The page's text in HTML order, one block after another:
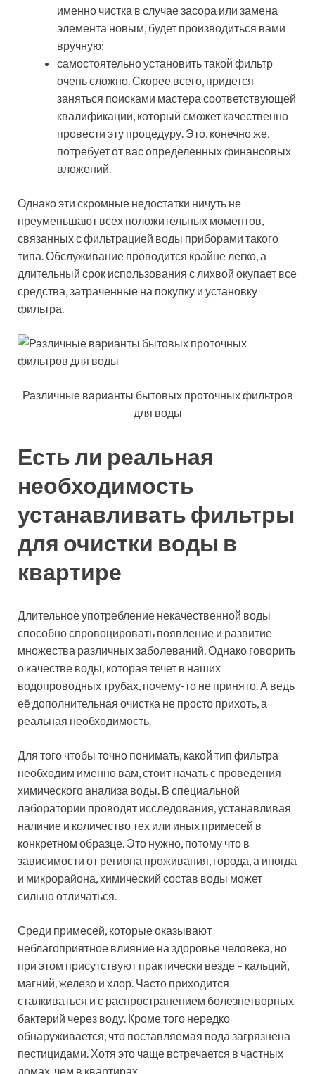
именно чистка в случае засора или замена
элемента новым, будет производиться вами
вручную;
самостоятельно установить такой фильтр
очень сложно. Скорее всего, придется
заняться поисками мастера соответствующей
квалификации, который сможет качественно
провести эту процедуру. Это, конечно же,
потребует от вас определенных финансовых
вложений.
Однако эти скромные недостатки ничуть не
преуменьшают всех положительных моментов,
связанных с фильтрацией воды приборами такого
типа. Обслуживание проводится крайне легко, а
длительный срок использования с лихвой окупает все
средства, затраченные на покупку и установку
фильтра.
Различные варианты бытовых проточных фильтров
для воды
Есть ли реальная
необходимость
устанавливать фильтры
для очистки воды в
квартире
Длительное употребление некачественной воды
способно спровоцировать появление и развитие
множества различных заболеваний. Однако говорить
о качестве воды, которая течет в наших
водопроводных трубах, почему-то не принято. А ведь
её дополнительная очистка не просто прихоть, а
реальная необходимость.
Для того чтобы точно понимать, какой тип фильтра
необходим именно вам, стоит начать с проведения
химического анализа воды. В специальной
лаборатории проводят исследования, устанавливая
наличие и количество тех или иных примесей в
конкретном образце. Это нужно, потому что в
зависимости от региона проживания, города, а иногда
и микрорайона, химический состав воды может
сильно отличаться.
Среди примесей, которые оказывают
неблагоприятное влияние на здоровье человека, но
при этом присутствуют практически везде – кальций,
магний, железо и хлор. Часто приходится
сталкиваться и с распространением болезнетворных
бактерий через воду. Кроме того нередко
обнаруживается, что поставляемая вода загрязнена
пестицидами. Хотя это чаще встречается в частных
домах, чем в квартирах.